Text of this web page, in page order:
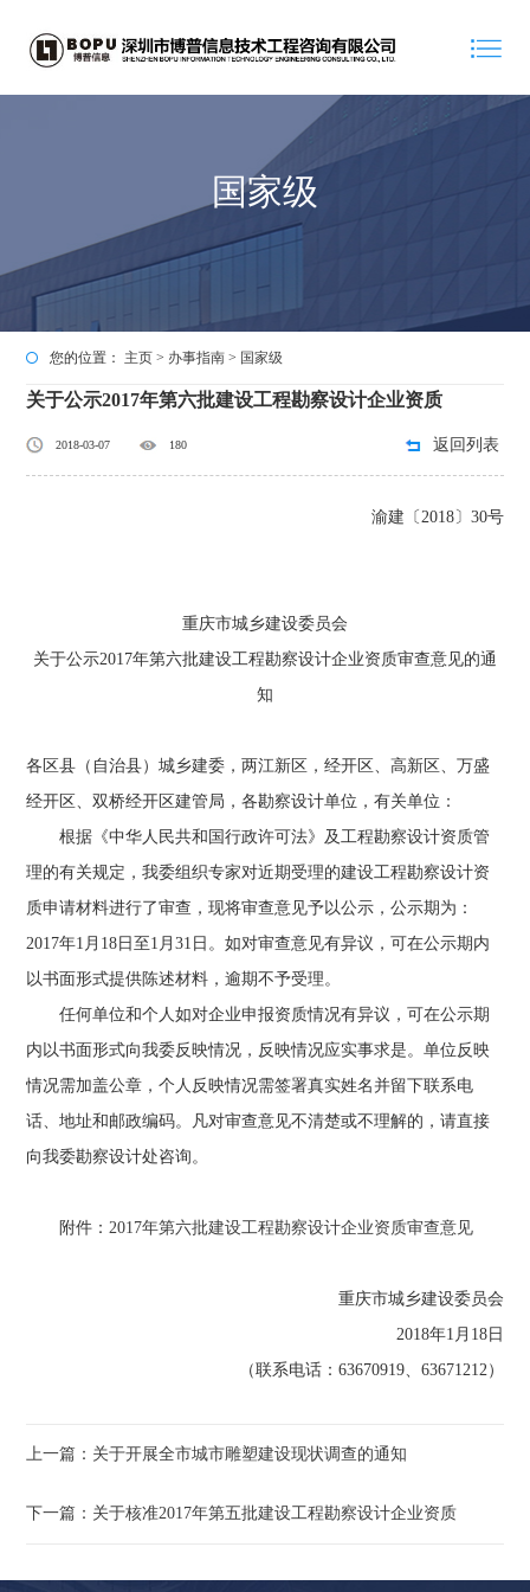
国家级
您的位置： 主页 > 办事指南 > 国家级
关于公示2017年第六批建设工程勘察设计企业资质
2018-03-07 180 返回列表
渝建〔2018〕30号
重庆市城乡建设委员会
关于公示2017年第六批建设工程勘察设计企业资质审查意见的通
知
各区县（自治县）城乡建委，两江新区，经开区、高新区、万盛
经开区、双桥经开区建管局，各勘察设计单位，有关单位：
根据《中华人民共和国行政许可法》及工程勘察设计资质管
理的有关规定，我委组织专家对近期受理的建设工程勘察设计资
质申请材料进行了审查，现将审查意见予以公示，公示期为：
2017年1月18日至1月31日。如对审查意见有异议，可在公示期内
以书面形式提供陈述材料，逾期不予受理。
任何单位和个人如对企业申报资质情况有异议，可在公示期
内以书面形式向我委反映情况，反映情况应实事求是。单位反映
情况需加盖公章，个人反映情况需签署真实姓名并留下联系电
话、地址和邮政编码。凡对审查意见不清楚或不理解的，请直接
向我委勘察设计处咨询。
附件：2017年第六批建设工程勘察设计企业资质审查意见
重庆市城乡建设委员会
2018年1月18日
（联系电话：63670919、63671212）
上一篇：关于开展全市城市雕塑建设现状调查的通知
下一篇：关于核准2017年第五批建设工程勘察设计企业资质